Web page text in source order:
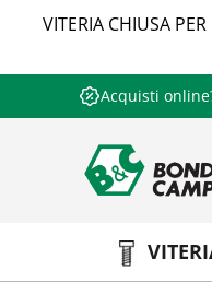
VITERIA CHIUSA
Acquisti